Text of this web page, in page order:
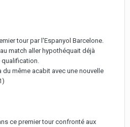
tour par l'Espanyol Barcelone.
match aller hypothéquait déjà
qualification.
du même acabit avec une nouvelle
ce premier tour confronté aux